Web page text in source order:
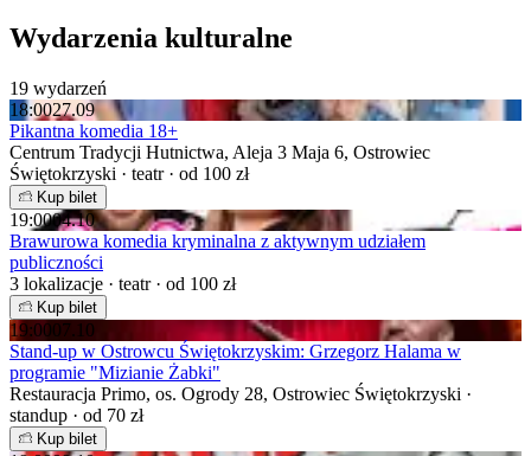
Wydarzenia kulturalne
19 wydarzeń
18:0027.09
Pikantna komedia 18+
Centrum Tradycji Hutnictwa, Aleja 3 Maja 6, Ostrowiec
Świętokrzyski · teatr · od 100 zł
Kup bilet
19:0004.10
Brawurowa komedia kryminalna z aktywnym udziałem
publiczności
3 lokalizacje · teatr · od 100 zł
Kup bilet
19:0007.10
Stand-up w Ostrowcu Świętokrzyskim: Grzegorz Halama w
programie "Mizianie Żabki"
Restauracja Primo, os. Ogrody 28, Ostrowiec Świętokrzyski ·
standup · od 70 zł
Kup bilet